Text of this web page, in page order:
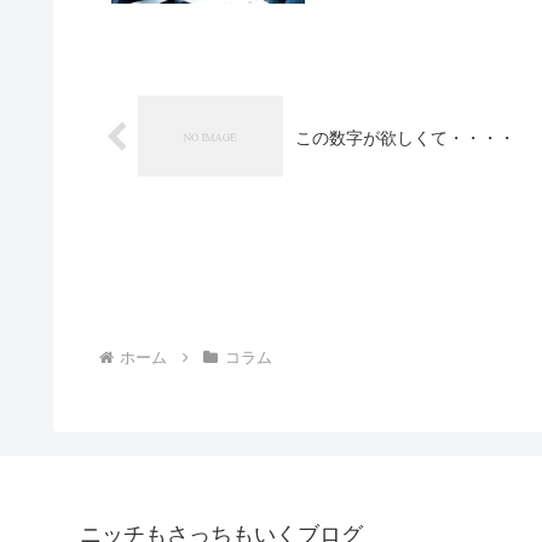
この数字が欲しくて・・・・
ホーム コラム
ニッチもさっちもいくブログ